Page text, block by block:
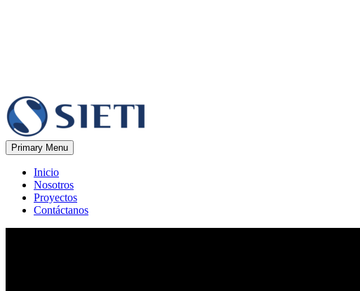
Primary Menu
Inicio
Nosotros
Proyectos
Contáctanos